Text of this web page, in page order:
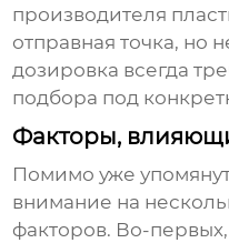
производителя
отправная точка, но
дозировка всегда
подбора под
Факторы,
Помимо уже
внимание на
факторов. Во-